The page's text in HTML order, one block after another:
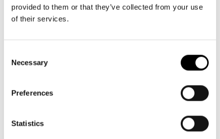
provided to them or that they’ve collected from your use
of their services.
Selection
Necessary
Preferences
Statistics
Kontaktuppgifter
Jobba hos oss
BILJETTER
biljetter@svenskateatern.fi
ti-fr kl 12-18